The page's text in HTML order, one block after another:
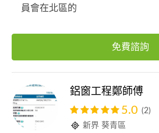
員會在北區的
免費諮詢
鋁窗工程鄭師傅
5.0 (2)
新界 葵青區